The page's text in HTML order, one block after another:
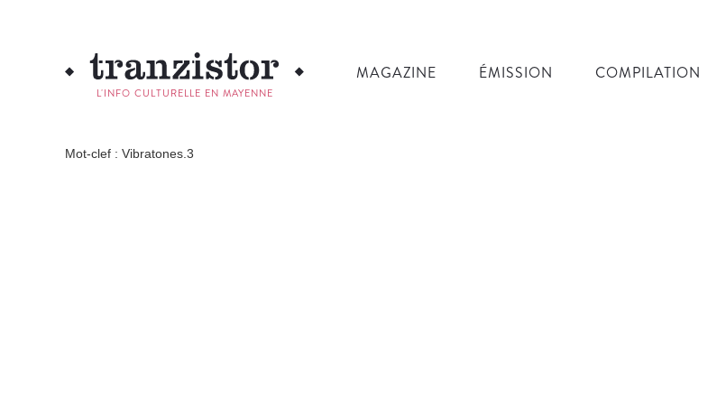
L'INFO CULTURELLE EN MAYENNE
MAGAZINE ÉMISSION COMPILATION
Mot-clef : Vibratones.3